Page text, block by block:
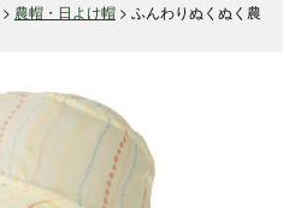
農帽・日よけ帽
ふんわりぬくぬく農